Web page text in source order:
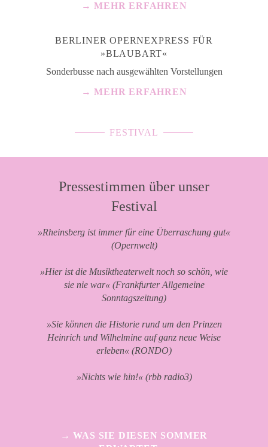
→ MEHR ERFAHREN
BERLINER OPERNEXPRESS FÜR
»BLAUBART«
Sonderbusse nach ausgewählten Vorstellungen
→ MEHR ERFAHREN
FESTIVAL
Pressestimmen über unser
Festival
»Rheinsberg ist immer für eine Überraschung gut«
(Opernwelt)
»Hier ist die Musiktheaterwelt noch so schön, wie
sie nie war« (Frankfurter Allgemeine
Sonntagszeitung)
»Sie können die Historie rund um den Prinzen
Heinrich und Wilhelmine auf ganz neue Weise
erleben« (RONDO)
»Nichts wie hin!« (rbb radio3)
→ WAS SIE DIESEN SOMMER